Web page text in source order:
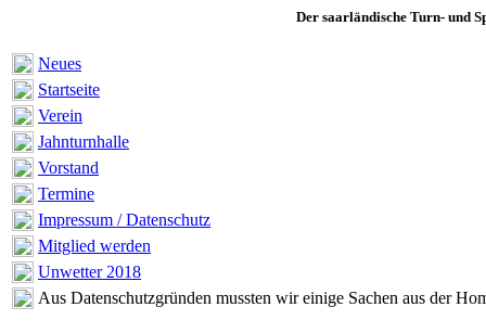
Der saarländische Turn- und
Neues
Startseite
Verein
Jahnturnhalle
Vorstand
Termine
Impressum / Datenschutz
Mitglied werden
Unwetter 2018
Aus Datenschutzgründen mussten wir einige Sachen aus der